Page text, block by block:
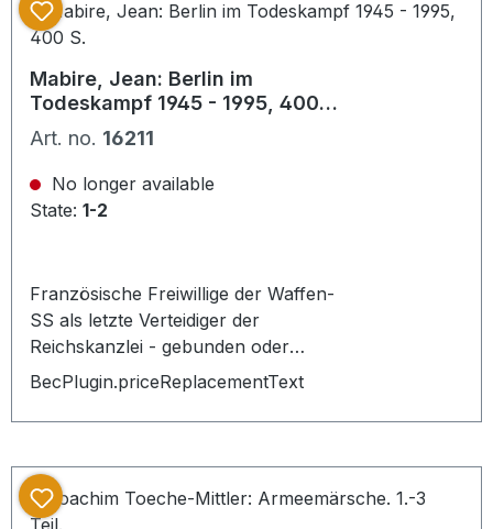
Mabire, Jean: Berlin im
Todeskampf 1945 - 1995, 400
S.
Art. no. 16211
No longer available
State: 1-2
Französische Freiwillige der Waffen-
SS als letzte Verteidiger der
Reichskanzlei - gebunden oder
broschiert, ED:
Hardcover/gebunden, PU: NATION
EUROPA Verlag, - Neuwertiger
scheinbar ungelesen -, 2. Auflage
BecPlugin.priceReplacementText